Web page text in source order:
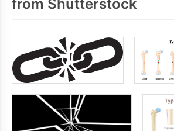
from Shutterstock